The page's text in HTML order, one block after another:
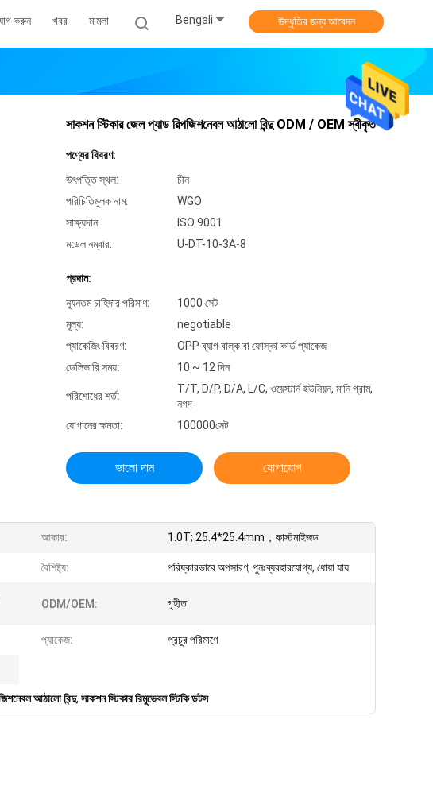
করুন খবর মামলা Bengali উদ্ধৃতির জন্য আবেদন
সাকশন স্টিকার জেল প্যাড রিপজিশনেবল আঠালো বিন্দু ODM / OEM স্বীকৃত
পণ্যের বিবরণ:
উৎপত্তি স্থল:
চীন
পরিচিতিমুলক নাম:
WGO
সাক্ষ্যদান:
ISO 9001
মডেল নম্বার:
U-DT-10-3A-8
প্রদান:
ন্যূনতম চাহিদার পরিমাণ:
1000 সেট
মূল্য:
negotiable
প্যাকেজিং বিবরণ:
OPP ব্যাগ বাল্ক বা ফোস্কা কার্ড প্যাকেজ
ডেলিভারি সময়:
10 ~ 12 দিন
পরিশোধের শর্ত:
T/T, D/P, D/A, L/C, ওয়েস্টার্ন ইউনিয়ন, মানি গ্রাম,
নগদ
যোগানের ক্ষমতা:
100000সেট
ভালো দাম যোগাযোগ
আকার: 1.0T; 25.4*25.4mm，কাস্টমাইজড
বৈশিষ্ট্য: পরিষ্কারভাবে অপসারণ, পুনঃব্যবহারযোগ্য, ধোয়া যায়
ODM/OEM: গৃহীত
প্যাকেজ: প্রচুর পরিমাণে
আঠালো বিন্দু, সাকশন স্টিকার রিমুভেবল স্টিকি ডটস